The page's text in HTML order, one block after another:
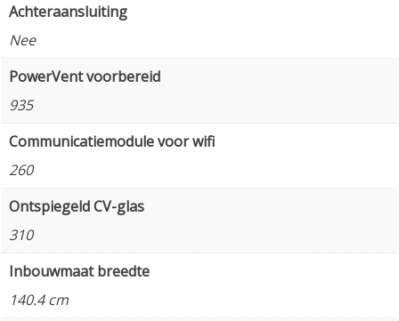
Achteraansluiting
Nee
PowerVent voorbereid
935
Communicatiemodule voor wifi
260
Ontspiegeld CV-glas
310
Inbouwmaat breedte
140.4 cm